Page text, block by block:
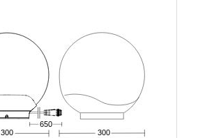
300
300
650